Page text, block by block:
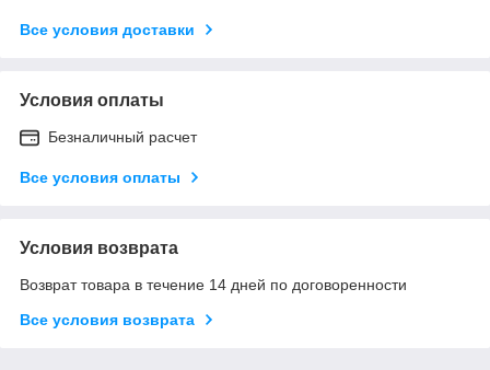
Все условия доставки
Условия оплаты
Безналичный расчет
Все условия оплаты
Условия возврата
Возврат товара в течение 14 дней по договоренности
Все условия возврата